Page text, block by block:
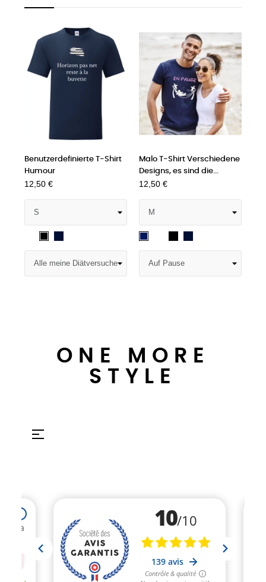
Benutzerdefinierte T-Shirt
Humour
12,50 €
Malo T-Shirt Verschiedene
Designs, es sind die...
12,50 €
ONE MORE
STYLE
Umschalten
☰